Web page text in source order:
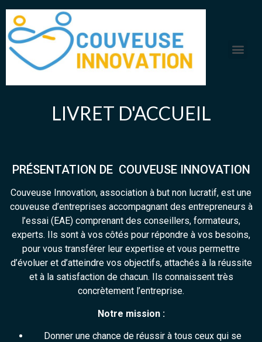
LIVRET D'ACCUEIL
PRÉSENTATION DE COUVEUSE INNOVATION
Couveuse Innovation, association à but non lucratif, est une
couveuse d’entreprises accompagnant des entrepreneurs à
l’essai (EAE) comprenant des conseillers, formateurs,
experts. Ils sont à vos côtés pour répondre à vos besoins,
pour vous transférer leur expertise et vous permettre
d’évoluer et d’atteindre vos objectifs, attachés à la réussite
et à la satisfaction de chacun. Ils connaissent très
concrètement l’entreprise.
Notre mission :
Donner une chance de réussir à tous ceux qui se